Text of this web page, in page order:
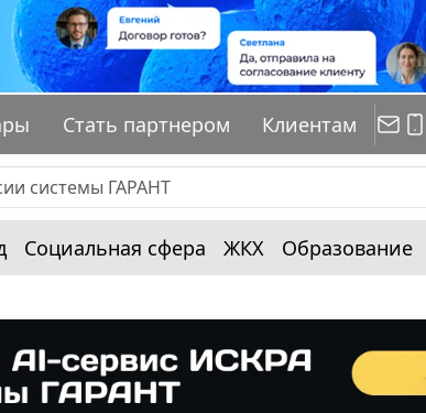
Стать партнером Клиентам
Социальная сфера ЖКХ Образование